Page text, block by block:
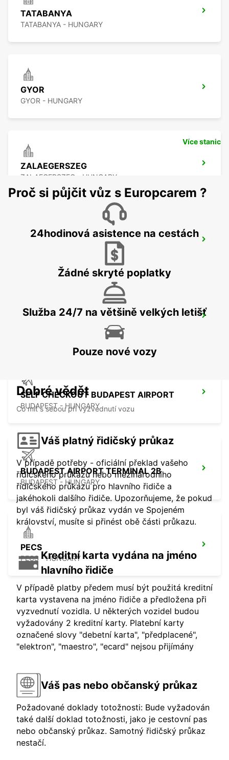
TATABANYA
TATABANYA - HUNGARY
GYOR
GYOR - HUNGARY
ZALAEGERSZEG
ZALAEGERSZEG - HUNGARY
BUDAPEST SZENTLORINCI
SELF CHECKOUT BUDAPEST AIRPORT
BUDAPEST - HUNGARY
BUDAPEST AIRPORT TERMINAL 2B
BUDAPEST - HUNGARY
PECS
PECS - HUNGARY
Více stanic
Proč si půjčit vůz s Europcarem ?
24hodinová asistence na cestách
Žádné skryté poplatky
Služba 24/7 na většině velkých letišť
Pouze nové vozy
Dobré vědět
Co mít s sebou při vyzvednutí vozu
Váš platný řidičský průkaz
V případě potřeby - oficiální překlad vašeho
řidičského průkazu nebo mezinárodního
řidičského průkazu pro hlavního řidiče a
jakéhokoli dalšího řidiče. Upozorňujeme, že pokud
byl váš řidičský průkaz vydán ve Spojeném
království, musíte si přinést obě části průkazu.
Kreditní karta vydána na jméno
hlavního řidiče
V případě platby předem musí být použitá kreditní
karta vystavena na jméno řidiče a předložena při
vyzvednutí vozidla. U některých vozidel budou
vyžadovány 2 kreditní karty. Platební karty
označené slovy "debetní karta", "předplacené",
"elektron", "maestro", "ecard" nejsou přijímány
Váš pas nebo občanský průkaz
Požadované doklady totožnosti: Bude vyžadován
také další doklad totožnosti, jako je cestovní pas
nebo občanský průkaz. Samotný řidičský průkaz
nestačí.